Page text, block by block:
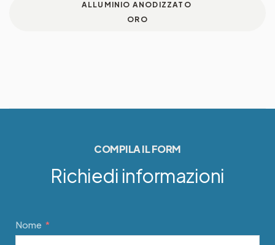
ALLUMINIO ANODIZZATO
ORO
Richiedi informazioni
COMPILA IL FORM
Nome